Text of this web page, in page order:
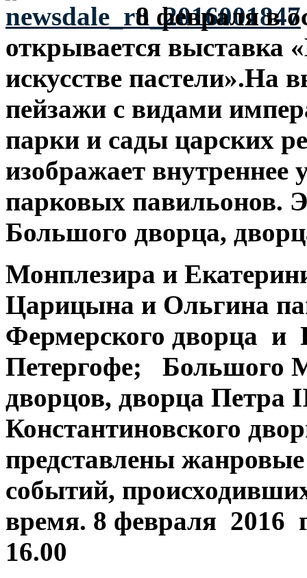
8 февраля в
открывается выставка
искусстве пастели».На
пейзажи с видами
парки и сады царских
изображает внутреннее
парковых павильонов.
Большого дворца,
Монплезира и
Царицына и Ольгина
Фермерского дворца и
Петергофе; Большого
дворцов, дворца Петра
Константиновского
представлены
событий,
время. 8 февраля 2016
16.00